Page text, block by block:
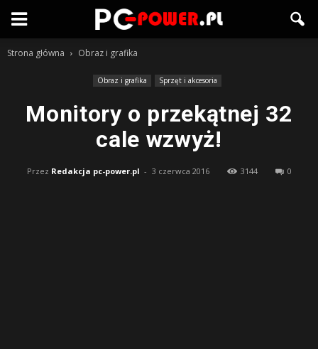
Strona główna Obraz i grafika
Obraz i grafika Sprzęt i akcesoria
Monitory o przekątnej 32
cale wzwyż!
Przez Redakcja pc-power.pl - 3 czerwca 2016 3144 0